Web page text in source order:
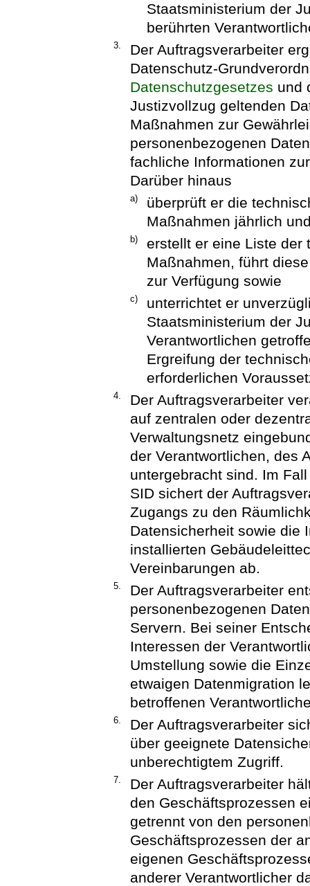
Staatsministerium der
berührten
3.
Der Auftragsverarbeiter
Datenschutz-
Datenschutzgesetzes und
Justizvollzug geltenden
Maßnahmen zur
personenbezogenen
fachliche Informationen
Darüber hinaus
a)
überprüft er die
Maßnahmen jährlich
b)
erstellt er eine Liste der
Maßnahmen, führt
zur Verfügung sowie
c)
unterrichtet er
Staatsministerium der
Verantwortlichen
Ergreifung der
erforderlichen
4.
Der Auftragsverarbeiter
auf zentralen oder
Verwaltungsnetz
der Verantwortlichen, des
untergebracht sind. Im
SID sichert der
Zugangs zu den
Datensicherheit sowie die
installierten
Vereinbarungen ab.
5.
Der Auftragsverarbeiter
personenbezogenen
Servern. Bei seiner
Interessen der
Umstellung sowie die
etwaigen Datenmigration
betroffenen
6.
Der Auftragsverarbeiter
über geeignete
unberechtigtem Zugriff.
7.
Der Auftragsverarbeiter
den Geschäftsprozessen
getrennt von den
Geschäftsprozessen der
eigenen
anderer Verantwortlicher